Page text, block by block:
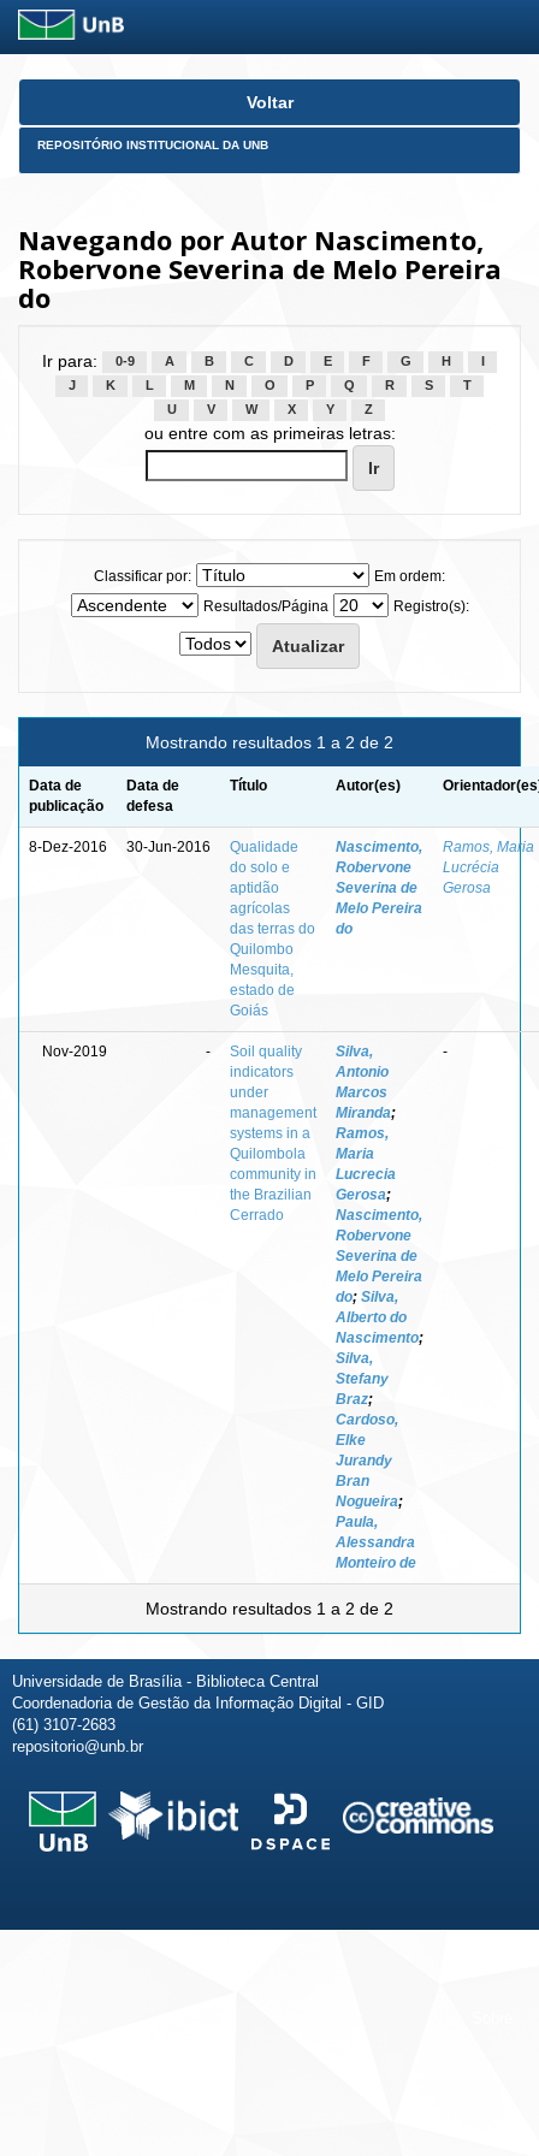
Skip
Voltar
REPOSITÓRIO INSTITUCIONAL DA UNB
Navegando por Autor Nascimento,
Robervone Severina de Melo Pereira
do
Ir para: 0-9 A B C D E F G H
J
K L M N O P Q R S
T
U
V W X Y Z
ou entre com as primeiras letras:
Classificar por:
Em ordem:
Resultados/Página
Registro(s):
Mostrando resultados 1 a 2 de 2
Data de
publicação
Data de
defesa
Título Autor(es)
8-Dez-2016 30-Jun-2016
Qualidade
do solo e
aptidão
agrícolas
das terras do
Quilombo
Mesquita,
estado de
Goiás
Nascimento,
Robervone
Severina de
Melo Pereira
do
Ramos, Maria
Lucrécia
Gerosa
Nov-2019 -
Soil quality
indicators
under
management
systems in a
Quilombola
community in
the Brazilian
Cerrado
Silva,
Antonio
Marcos
Miranda;
Ramos,
Maria
Lucrecia
Gerosa;
Nascimento,
Robervone
Severina de
Melo Pereira
do; Silva,
Alberto do
Nascimento;
Silva,
Stefany
Braz;
Cardoso,
Elke
Jurandy
Bran
Nogueira;
Paula,
Alessandra
Monteiro de
-
Mostrando resultados 1 a 2 de 2
Universidade de Brasília - Biblioteca Central
Coordenadoria de Gestão da Informação Digital - GID
(61) 3107-2683
repositorio@unb.br